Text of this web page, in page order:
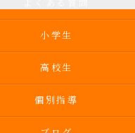
小学生
高校生
個別指導